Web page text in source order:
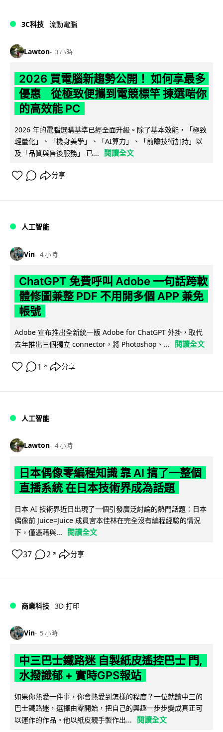
3C科技 流動電腦
Lawton 3 小時
2026 買電腦新趨勢公開！ 如何享最多
優惠 從極致便攜到電競標竿 揀選啱你
的高效能 PC
2026 年的電腦選購基準已經全面升級。除了基本效能，「極致
輕量化」、「機身美學」、「AI算力」、「前瞻技術加持」以
及「品質與售後服務」 已...
閱讀全文
分享
人工智能
Vin 4 小時
ChatGPT 免費呼叫 Adobe 一句話跨軟
體修圖兼整 PDF 不用開多個 APP 兼免
帳號
Adobe 宣布推出全新統一版 Adobe for ChatGPT 外掛，取代
去年推出三個獨立 connector，將 Photoshop、...
閱讀全文
1 ↗ 分享
人工智能
Lawton 4 小時
日本偶像零編程知識 靠 AI 搞了一整個
直播系統 在日本技術界成為話題
日本 AI 技術界近日出現了一個引發廣泛討論的熱門話題：日本
偶像前 Juice=Juice 成員宮本佳林在完全沒有編程經驗的情況
下，僅憑藉與...
閱讀全文
37 2 ↗ 分享
商業科技 3D 打印
Vin 5 小時
中三巴士鐵路迷 自製紙皮遙控巴士 門,
水撥識郁 + 實時GPS報站
如果你熱愛一件事，你會熱愛到怎樣的程度？一位就讀中三的
巴士鐵路迷，選擇由零開始，把自己的興趣一步步變成真正可
以運作的作品。他以紙皮親手製作出...
閱讀全文